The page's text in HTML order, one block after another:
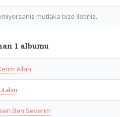
mutlaka bize iletiniz..
1 albumu
Allah
Ben Severim